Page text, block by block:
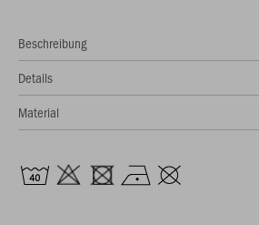
Beschreibung
Details
Material